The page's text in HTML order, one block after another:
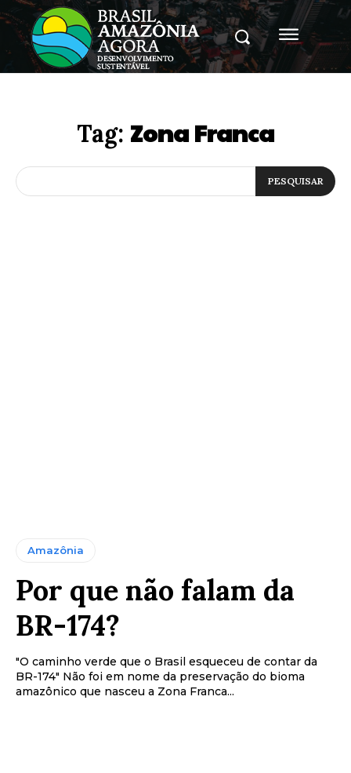
Tag: Zona Franca
PESQUISAR
Amazônia
Por que não falam da
BR-174?
"O caminho verde que o Brasil esqueceu de contar da
BR-174" Não foi em nome da preservação do bioma
amazônico que nasceu a Zona Franca...